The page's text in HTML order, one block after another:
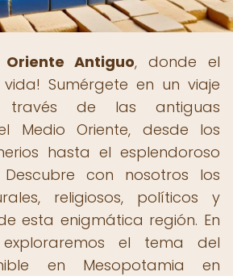
Oriente Antiguo, donde el
Sumérgete en un viaje
través de las antiguas
Medio Oriente, desde los
hasta el esplendoroso
Descubre con nosotros los
religiosos, políticos y
esta enigmática región. En
el tema del
en Mesopotamia en